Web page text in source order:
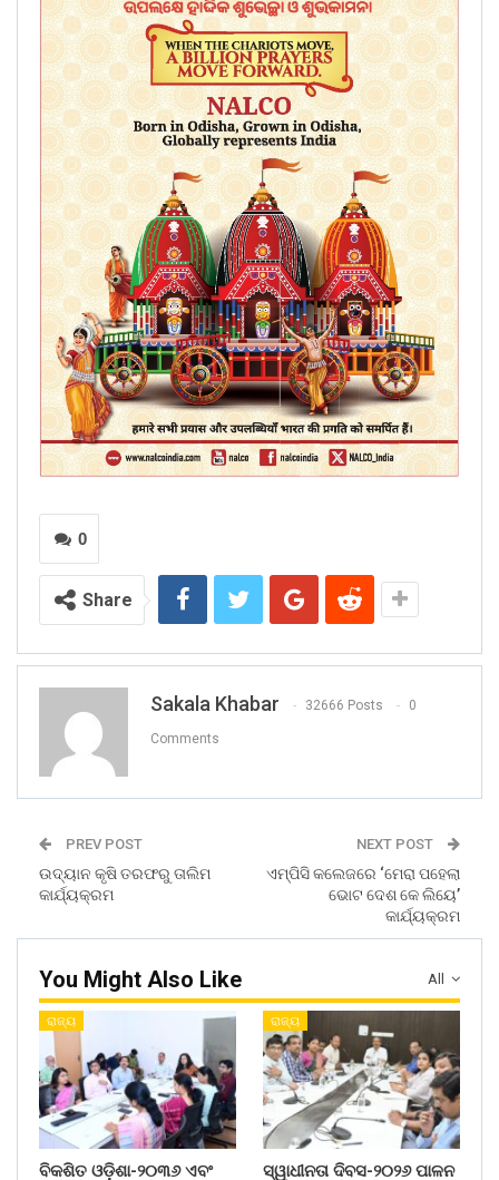
0
Share
Sakala Khabar 32666 Posts 0
Comments
PREV POST
ଉଦ୍ୟାନ କୃଷି ତରଫରୁ ତାଲିମ
କାର୍ଯ୍ୟକ୍ରମ
NEXT POST
ଏମ୍ପିସି କଲେଜରେ ‘ମେରା ପହେଲା
ଭୋଟ ଦେଶ କେ ଲିୟେ’
କାର୍ଯ୍ୟକ୍ରମ
All
You Might Also Like
ରାଜ୍ୟ
ବିକଶିତ ଓଡ଼ିଶା-୨୦୩୬ ଏବଂ
ରାଜ୍ୟ
ସ୍ୱାଧୀନତା ଦିବସ-୨୦୨୬ ପାଳନ